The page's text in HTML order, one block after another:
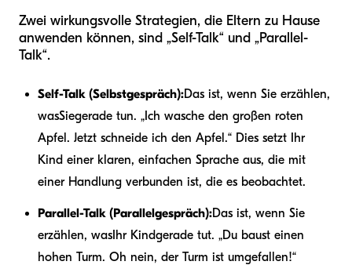
Zwei wirkungsvolle Strategien, die Eltern zu Hause
anwenden können, sind „Self-Talk“ und „Parallel-
Talk“.
Self-Talk (Selbstgespräch):Das ist, wenn Sie erzählen,
wasSiegerade tun. „Ich wasche den großen roten
Apfel. Jetzt schneide ich den Apfel.“ Dies setzt Ihr
Kind einer klaren, einfachen Sprache aus, die mit
einer Handlung verbunden ist, die es beobachtet.
Parallel-Talk (Parallelgespräch):Das ist, wenn Sie
erzählen, was Ihr Kindgerade tut. „Du baust einen
hohen Turm. Oh nein, der Turm ist umgefallen!“